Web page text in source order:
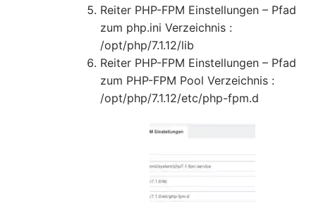
Reiter PHP-FPM Einstellungen – Pfad
zum php.ini Verzeichnis :
/opt/php/7.1.12/lib
Reiter PHP-FPM Einstellungen – Pfad
zum PHP-FPM Pool Verzeichnis :
/opt/php/7.1.12/etc/php-fpm.d